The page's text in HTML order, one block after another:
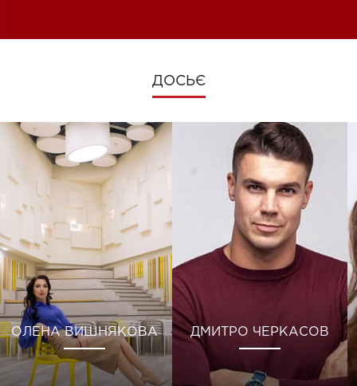
ДОСЬЄ
ОЛЕНА ВИШНЯКОВА ДМИТРО ЧЕРКАСОВ